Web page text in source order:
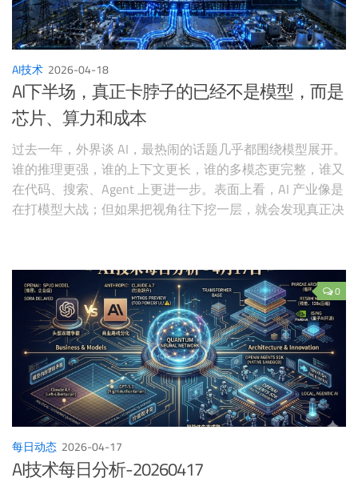
AI技术 2026-04-18
AI下半场，真正卡脖子的已经不是模型，而是
芯片、算力和成本
过去一年，外界谈 AI，最热闹的话题几乎都围绕模型展开。
谁的推理更强，谁的上下文更长，谁的多模态更完整，谁又
在代码、搜索、Agent 上更进一步。表面上看，AI 产业像是
在打模型大战；但如果把视角往下挖一层，就会发现真正决
把这些东西的成本打下来。 最近一连串新闻，几乎把这个
趋势摆到了台面上。Meta 刚把与 Broadcom 的定制 AI 芯片
合作延长到 2029 年；Google 也与 Broadcom 签了长期协
议，共同开发未来几代定制 AI 芯片，协议一路延伸到 2031
年；Anthropic 一边加码 Google TPU 体系，一边又被曝正在
评估自研芯片。热闹还在模型层，真正的战争却已经打到算
力底盘上了。
0
每日动态 2026-04-17
AI技术每日分析-20260417